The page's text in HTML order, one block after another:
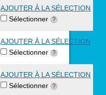
AJOUTER À LA SÉLECTION
Sélectionner ?
AJOUTER À LA SÉLECTION
Sélectionner ?
AJOUTER À LA SÉLECTION
Sélectionner ?